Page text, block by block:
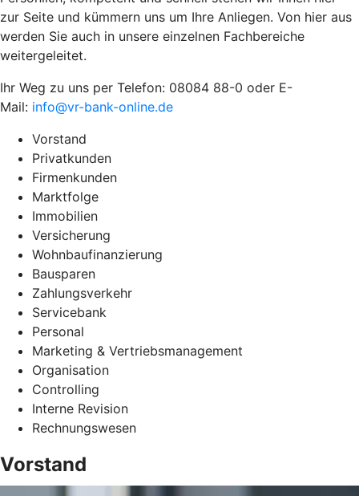
zur Seite und kümmern uns um Ihre Anliegen. Von hier aus
werden Sie auch in unsere einzelnen Fachbereiche
weitergeleitet.
Ihr Weg zu uns per Telefon: 08084 88-0 oder E-
Mail: info@vr-bank-online.de
Vorstand
Privatkunden
Firmenkunden
Marktfolge
Immobilien
Versicherung
Wohnbaufinanzierung
Bausparen
Zahlungsverkehr
Servicebank
Personal
Marketing & Vertriebsmanagement
Organisation
Controlling
Interne Revision
Rechnungswesen
Vorstand